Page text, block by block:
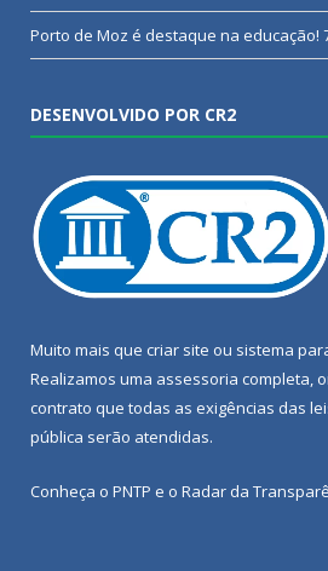
Porto de Moz é destaque na educação!
DESENVOLVIDO POR CR2
Muito mais que criar site ou sistema
Realizamos uma assessoria completa,
contrato que todas as exigências das
pública serão atendidas.
Conheça o PNTP e o Radar da